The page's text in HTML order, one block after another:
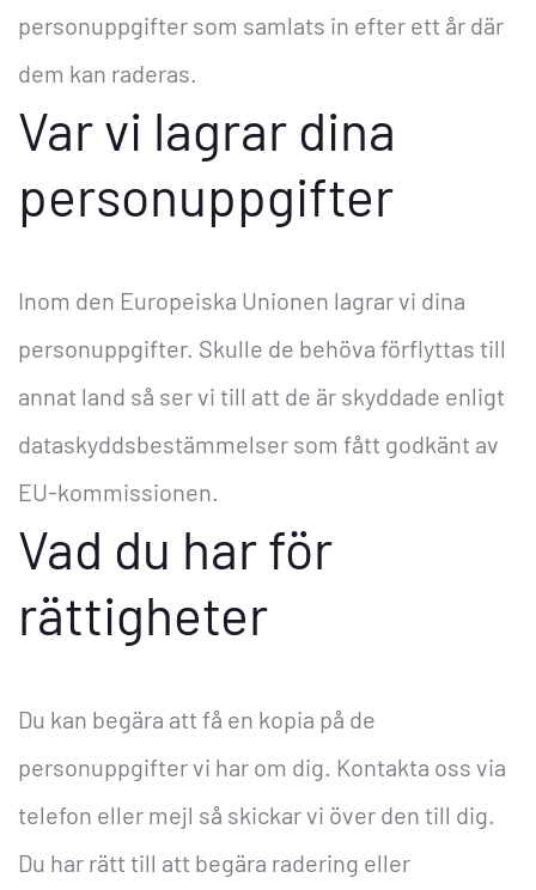
personuppgifter som samlats in efter ett år där
dem kan raderas.
Var vi lagrar dina
personuppgifter
Inom den Europeiska Unionen lagrar vi dina
personuppgifter. Skulle de behöva förflyttas till
annat land så ser vi till att de är skyddade enligt
dataskyddsbestämmelser som fått godkänt av
EU-kommissionen.
Vad du har för
rättigheter
Du kan begära att få en kopia på de
personuppgifter vi har om dig. Kontakta oss via
telefon eller mejl så skickar vi över den till dig.
Du har rätt till att begära radering eller